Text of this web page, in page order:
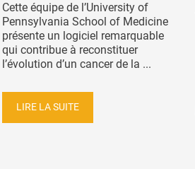
Cette équipe de l’University of
Pennsylvania School of Medicine
présente un logiciel remarquable
qui contribue à reconstituer
l’évolution d’un cancer de la ...
LIRE LA SUITE